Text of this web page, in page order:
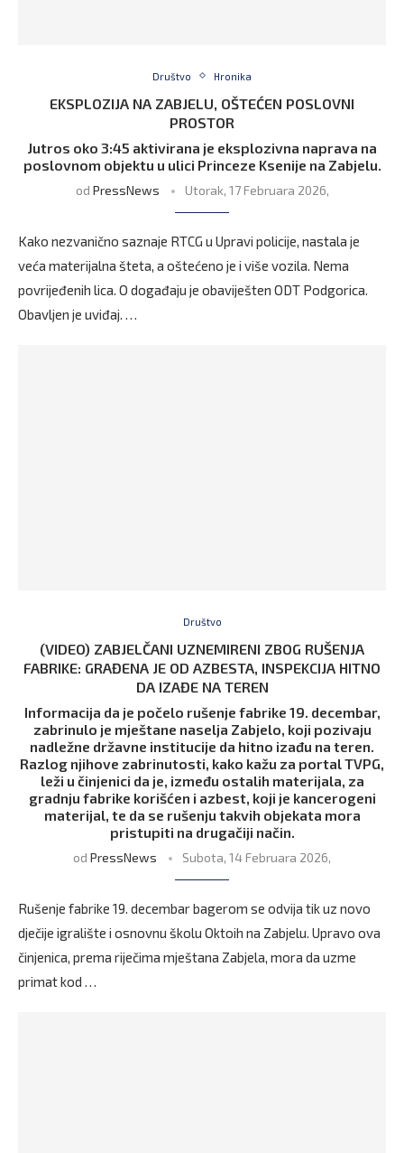
Društvo Hronika
EKSPLOZIJA NA ZABJELU, OŠTEĆEN POSLOVNI
PROSTOR
Jutros oko 3:45 aktivirana je eksplozivna naprava na
poslovnom objektu u ulici Princeze Ksenije na Zabjelu.
od PressNews Utorak, 17 Februara 2026,
Kako nezvanično saznaje RTCG u Upravi policije, nastala je
veća materijalna šteta, a oštećeno je i više vozila. Nema
povrijeđenih lica. O događaju je obaviješten ODT Podgorica.
Obavljen je uviđaj. …
Društvo
(VIDEO) ZABJELČANI UZNEMIRENI ZBOG RUŠENJA
FABRIKE: GRAĐENA JE OD AZBESTA, INSPEKCIJA HITNO
DA IZAĐE NA TEREN
Informacija da je počelo rušenje fabrike 19. decembar,
zabrinulo je mještane naselja Zabjelo, koji pozivaju
nadležne državne institucije da hitno izađu na teren.
Razlog njihove zabrinutosti, kako kažu za portal TVPG,
leži u činjenici da je, između ostalih materijala, za
gradnju fabrike korišćen i azbest, koji je kancerogeni
materijal, te da se rušenju takvih objekata mora
pristupiti na drugačiji način.
od PressNews Subota, 14 Februara 2026,
Rušenje fabrike 19. decembar bagerom se odvija tik uz novo
dječije igralište i osnovnu školu Oktoih na Zabjelu. Upravo ova
činjenica, prema riječima mještana Zabjela, mora da uzme
primat kod …